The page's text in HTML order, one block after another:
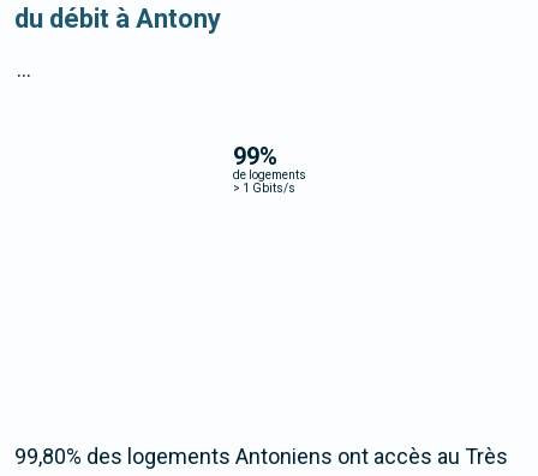
du débit à Antony
99%
de logements
> 1 Gbits/s
...
99,80% des logements Antoniens ont accès au Très